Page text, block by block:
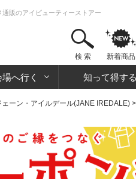
販のアイビューティーストアー
検 索 新着商品
へ行く 知って得する
ェーン・アイルデール(JANE IREDALE) >